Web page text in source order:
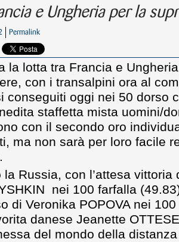
e Ungheria per la
Permalink
la lotta tra Francia e
con i transalpini ora al
conseguiti oggi nei 50 dorso
staffetta mista uomini/
con il secondo oro
ma non sarà per loro facile
la Russia, con l’attesa vittoria
nei 100 farfalla
di Veronika POPOVA nei
danese Jeanette
del mondo della